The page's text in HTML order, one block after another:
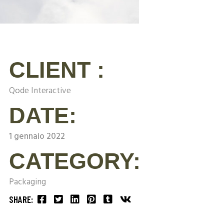
CLIENT :
Qode Interactive
DATE:
1 gennaio 2022
CATEGORY:
Packaging
SHARE: